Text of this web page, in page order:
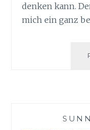
denken kann.
mich ein ganz